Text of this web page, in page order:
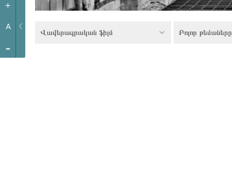
+
A
-
Վավերագրական ֆիլմ Բոլոր թեմաները